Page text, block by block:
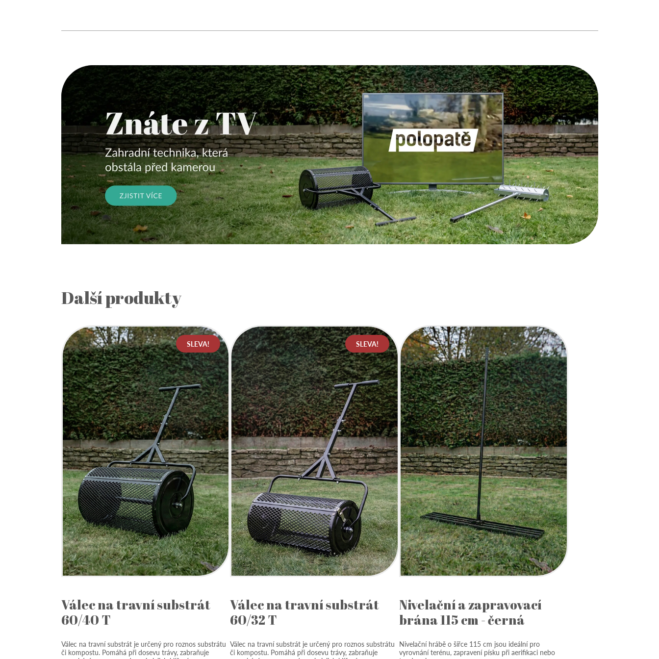
Další produkty
SLEVA!
Válec na travní substrát
60/40 T
Válec na travní substrát je určený pro roznos substrátu
či kompostu. Pomáhá při dosevu trávy, zabraňuje
SLEVA!
Válec na travní substrát
60/32 T
Válec na travní substrát je určený pro roznos substrátu
či kompostu. Pomáhá při dosevu trávy, zabraňuje
Nivelační a zapravovací
brána 115 cm - černá
Nivelační hrábě o šířce 115 cm jsou ideální pro
vyrovnání terénu, zapravení písku při aerifikaci nebo